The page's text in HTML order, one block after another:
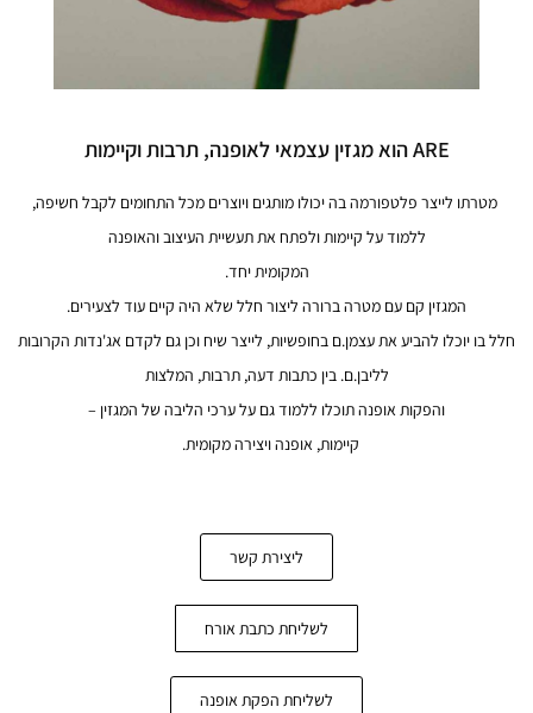
ARE הוא מגזין עצמאי לאופנה, תרבות וקיימות
מטרתו לייצר פלטפורמה בה יכולו מותגים ויוצרים מכל התחומים לקבל חשיפה,
ללמוד על קיימות ולפתח את תעשיית העיצוב והאופנה
המקומית יחד.
המגזין קם עם מטרה ברורה ליצור חלל שלא היה קיים עוד לצעירים.
חלל בו יוכלו להביע את עצמן.ם בחופשיות, לייצר שיח וכן גם לקדם אג'נדות הקרובות
לליבן.ם. בין כתבות דעה,תרבות, המלצות
והפקות אופנהתוכלו ללמוד גם על ערכי הליבה של המגזין –
קיימות, אופנה ויצירה מקומית.
ליצירת קשר
לשליחת כתבת אורח
לשליחת הפקת אופנה